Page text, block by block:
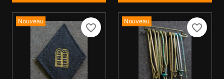
Nouveau
favorite_border
Nouveau
favorite_border